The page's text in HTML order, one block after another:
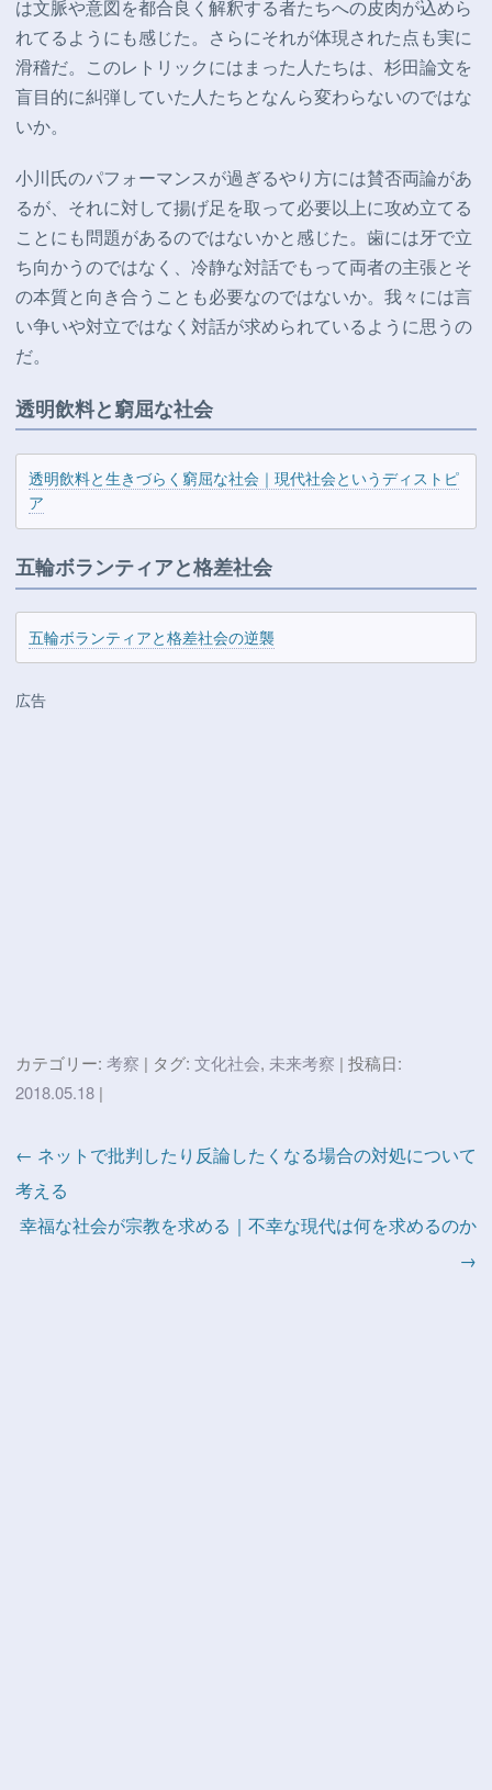
は文脈や意図を都合良く解釈する者たちへの皮肉が込めら
れてるようにも感じた。さらにそれが体現された点も実に
滑稽だ。このレトリックにはまった人たちは、杉田論文を
盲目的に糾弾していた人たちとなんら変わらないのではな
いか。
小川氏のパフォーマンスが過ぎるやり方には賛否両論があ
るが、それに対して揚げ足を取って必要以上に攻め立てる
ことにも問題があるのではないかと感じた。歯には牙で立
ち向かうのではなく、冷静な対話でもって両者の主張とそ
の本質と向き合うことも必要なのではないか。我々には言
い争いや対立ではなく対話が求められているように思うの
だ。
透明飲料と窮屈な社会
透明飲料と生きづらく窮屈な社会｜現代社会というディストピ
ア
五輪ボランティアと格差社会
五輪ボランティアと格差社会の逆襲
広告
カテゴリー: 考察 | タグ: 文化社会, 未来考察 | 投稿日:
2018.05.18|
← ネットで批判したり反論したくなる場合の対処について
考える
幸福な社会が宗教を求める｜不幸な現代は何を求めるのか
→